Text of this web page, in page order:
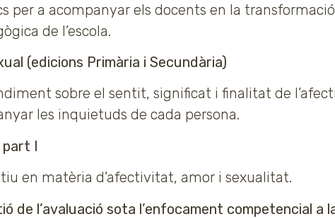
per a acompanyar els docents en la
de l’escola.
(edicions Primària i Secundària)
sobre el sentit, significat i finalitat de
les inquietuds de cada persona.
I
en matèria d’afectivitat, amor i sexualitat.
de l’avaluació sota l’enfocament competencial a